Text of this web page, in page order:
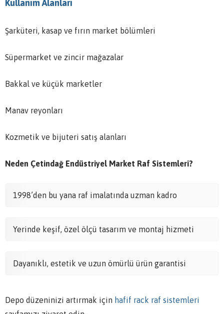
Kullanım Alanları
Şarküteri, kasap ve fırın market bölümleri
Süpermarket ve zincir mağazalar
Bakkal ve küçük marketler
Manav reyonları
Kozmetik ve bijuteri satış alanları
Neden Çetindağ Endüstriyel Market Raf Sistemleri?
1998’den bu yana raf imalatında uzman kadro
Yerinde keşif, özel ölçü tasarım ve montaj hizmeti
Dayanıklı, estetik ve uzun ömürlü ürün garantisi
Depo düzeninizi artırmak için hafif rack raf sistemleri